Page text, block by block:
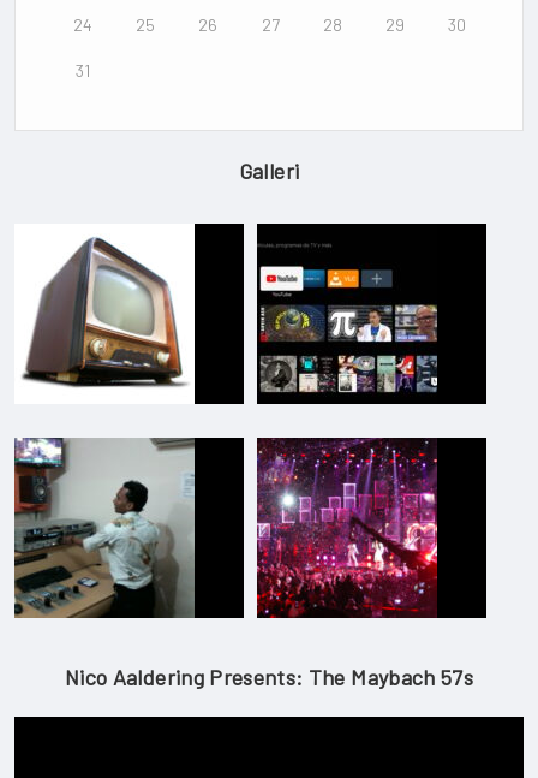
24 25 26 27 28 29 30
31
Galleri
Nico Aaldering Presents: The Maybach 57s